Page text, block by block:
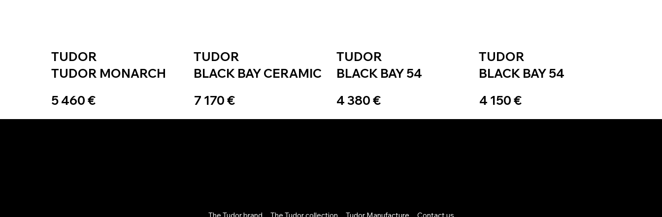
TUDOR
TUDOR MONARCH
5 460 €
TUDOR
BLACK BAY CERAMIC
7 170 €
TUDOR
BLACK BAY 54
4 380 €
TUDOR
BLACK BAY 54
4 150 €
The Tudor brand The Tudor collection Tudor Manufacture Contact us